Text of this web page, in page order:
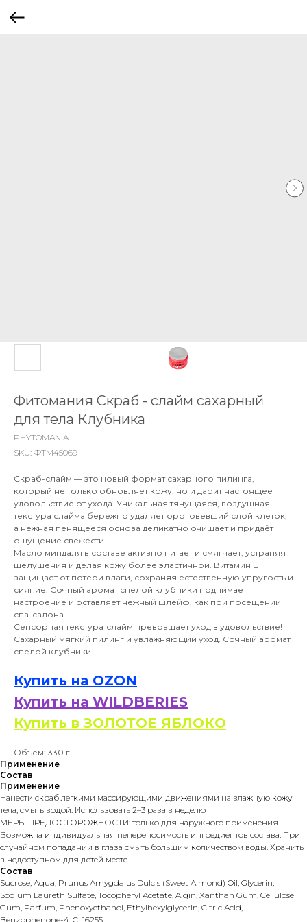
Фитомания Скраб - слайм сахарный
для тела Клубника
PHYTOMANIA
SKU: ФТМ45069
Скраб-слайм — это новый формат сахарного пилинга,
который не только обновляет кожу, но и дарит настоящее
удовольствие от ухода. Уникальная тянущаяся, воздушная
текстура слайма бережно удаляет ороговевший слой клеток,
а нежная пенящееся основа деликатно очищает и придаёт
ощущение свежести.
Масло миндаля в составе активно питает и смягчает, устраняя
шелушения и делая кожу более эластичной. Витамин Е
защищает от потери влаги, сохраняя естественную упругость и
сияние. Сочный аромат спелой клубники поднимает
настроение и оставляет нежный шлейф, как при посещении
спа-салона.
Сенсорная текстура‑слайм превращает уход в удовольствие!
Сахарный мягкий пилинг и увлажняющий уход. Сочный аромат
спелой клубники.
Купить на OZON
Купить на WILDBERIES
Купить вЗОЛОТОЕ ЯБЛОКО
Объём: 330 г.
Применение
Состав
Применение
Нанести скраб легкими массирующими движениями на влажную кожу
тела, смыть водой. Использовать 2–3 раза в неделю
МЕРЫ ПРЕДОСТОРОЖНОСТИ: только для наружного применения.
Возможна индивидуальная непереносимость ингредиентов состава. При
случайном попадании в глаза смыть большим количеством воды. Хранить
в недоступном для детей месте.
Состав
Sucrose, Aqua, Prunus Amygdalus Dulcis (Sweet Almond) Oil, Glycerin,
Sodium Laureth Sulfate, Tocopheryl Acetate, Algin, Xanthan Gum, Cellulose
Gum, Parfum, Phenoxyethanol, Ethylhexylglycerin, Citric Acid,
Benzophenone-4, CI 16255.